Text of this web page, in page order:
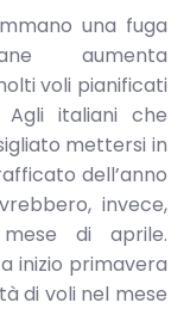
una fuga
aumenta
voli pianificati
italiani che
mettersi in
dell’anno
invece,
di aprile.
inizio primavera
di voli nel mese